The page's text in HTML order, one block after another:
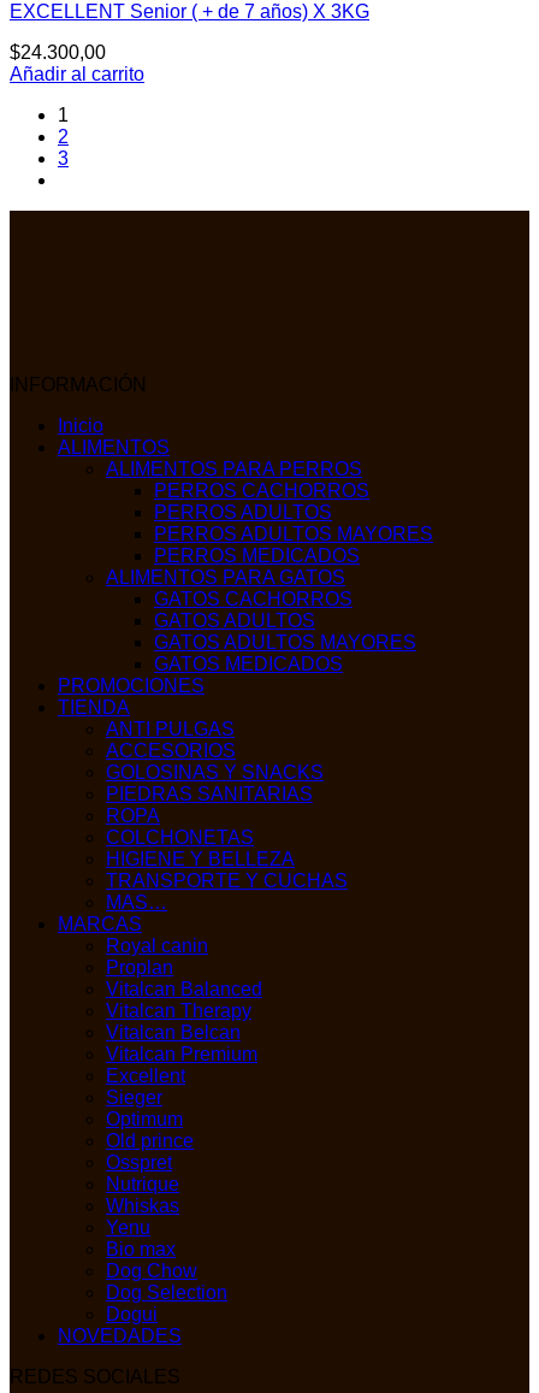
EXCELLENT Senior ( + de 7 años) X 3KG
$24.300,00
Añadir al carrito
1
2
3
INFORMACIÓN
Inicio
ALIMENTOS
ALIMENTOS PARA PERROS
PERROS CACHORROS
PERROS ADULTOS
PERROS ADULTOS MAYORES
PERROS MEDICADOS
ALIMENTOS PARA GATOS
GATOS CACHORROS
GATOS ADULTOS
GATOS ADULTOS MAYORES
GATOS MEDICADOS
PROMOCIONES
TIENDA
ANTI PULGAS
ACCESORIOS
GOLOSINAS Y SNACKS
PIEDRAS SANITARIAS
ROPA
COLCHONETAS
HIGIENE Y BELLEZA
TRANSPORTE Y CUCHAS
MAS…
MARCAS
Royal canin
Proplan
Vitalcan Balanced
Vitalcan Therapy
Vitalcan Belcan
Vitalcan Premium
Excellent
Sieger
Optimum
Old prince
Osspret
Nutrique
Whiskas
Yenu
Bio max
Dog Chow
Dog Selection
Dogui
NOVEDADES
REDES SOCIALES